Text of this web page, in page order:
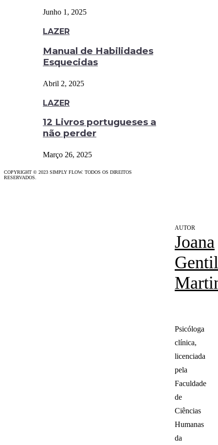
Junho 1, 2025
LAZER
Manual de Habilidades
Esquecidas
Abril 2, 2025
LAZER
12 Livros portugueses a
não perder
Março 26, 2025
COPYRIGHT © 2023 SIMPLY FLOW. TODOS OS DIREITOS
RESERVADOS.
Joana
Gentil
Psicóloga
clínica,
licenciada
pela
Faculdade
de
Ciências
Humanas
da